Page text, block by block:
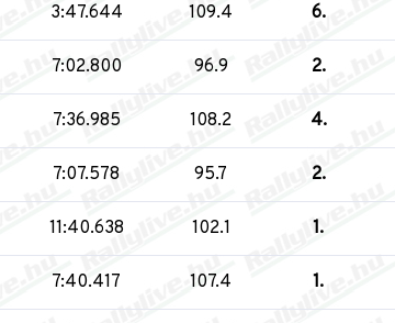
3:47.644 109.4 6.
7:02.800 96.9 2.
7:36.985 108.2 4.
7:07.578 95.7 2.
11:40.638 102.1 1.
7:40.417 107.4 1.